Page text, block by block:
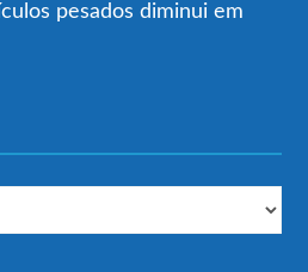
pesados diminui em